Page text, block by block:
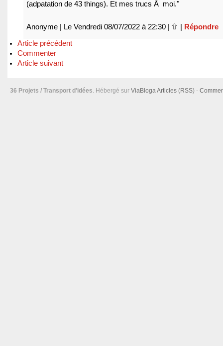
(adpatation de 43 things). Et mes trucs Ã moi."
Anonyme | Le Vendredi 08/07/2022 à 22:30 | Répondre
Article précédent
Commenter
Article suivant
36 Projets / Transport d'idées. Hébergé sur ViaBlogaArticles (RSS) -